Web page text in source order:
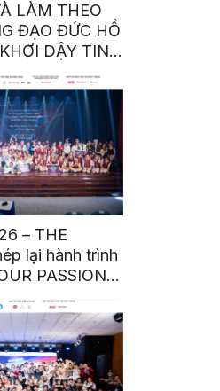
LÀM THEO
ĐẠO ĐỨC HỒ
DẬY TINH
NHIỆM TỪ
ĐỘNG
– THE
lại hành trình
PASSION”
kết bùng